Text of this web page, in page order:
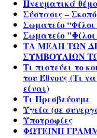
Πνευματικά
Σύστασις –
Σωματείο
Σωματείο
ΤΑ ΜΕΛΗ ΤΩΝ
ΣΥΜΒΟΥΛΙΩΝ
Τι πιστεύει το
του Έθνους (Τι
είναι)
Τι Πρεσβεύουμε
Υγεία (σε
Υποτροφίες
ΦΩΤΕΙΝΗ